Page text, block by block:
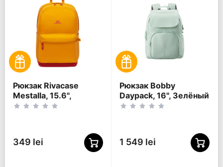
Рюкзак Rivacase
Mestalla, 15.6",
Золотой
349 lei
Рюкзак Bobby
Daypack, 16", Зелёный
1 549 lei